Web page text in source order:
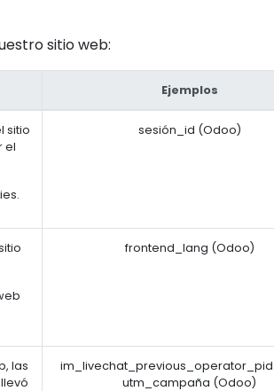
sitio web:
Ejemplos
sitio
el
sesión_id (Odoo)
frontend_lang (Odoo)
las
utm_campaña (Odoo)